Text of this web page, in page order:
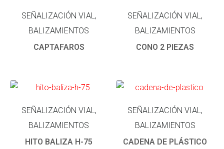
SEÑALIZACIÓN VIAL,
BALIZAMIENTOS
CAPTAFAROS
SEÑALIZACIÓN VIAL,
BALIZAMIENTOS
CONO 2 PIEZAS
SEÑALIZACIÓN VIAL,
BALIZAMIENTOS
HITO BALIZA H-75
SEÑALIZACIÓN VIAL,
BALIZAMIENTOS
CADENA DE PLÁSTICO